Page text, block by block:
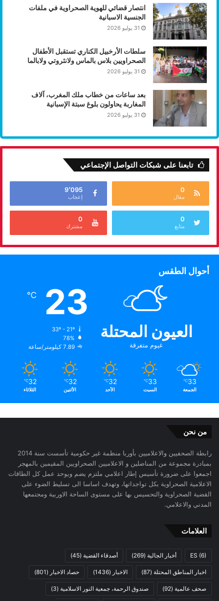
انتصار قضائي للهوية الصحراوية في ملفات
الجنسية الاسبانية
31 يوليو 2026
سلطات الأرخبيل الكناري تستقبل الأطفال
الصحراويين بلاس بالماس ولانثروتي ولابالما
31 يوليو 2026
بعد ساعات من خطاب ملك المغرب، آلاف
المغاربة يحاولون بلوغ سبتة الإسبانية
31 يوليو 2026
تابعنا على شبكات التواصل الإجتماعي
0
مقال
9٬095
إعجاب
0
متابع
0
مشترك
أحوال الطقس
العيون المحتلة
غيوم متفرقة
23
℃
33º - 21º
78%
7.89 كيلومتر/ساعة
33
℃
الجمعة
33
℃
السبت
32
℃
الأحد
32
℃
الأثنين
32
℃
الثلاثاء
من نحن
رابطة الصحفيين والاعلاميين بأوربا منظمة غير حكومية تأسست سنة 2014
بمبادرة مجموعة من المناضلين و الاعلاميين الصحراويين المقيمين بالمهجر
اجمعوا على ضرورة تأسيس إطار اعلامي ملتزم يضم ويوحد عمل كل الطاقات
الاعلامية الصحراوية بكل تواجداتها، وتهدف اساسا الى تسليط الضوء على
القضية الصحراوية والتحسيس بها على مستوى الساحة الاوربية ومجتمعها
المدني والاعلامي.
العلامات
ES (6) أخبار الجالية (269) أصدقاء القضية (45)
اخبار المناطق المحتلة (87) الاخبار (1436) حصاد الاخبار (801)
صحف عالمية (92) صندوق الرحمة، جمعية النور الاسلامية (3)